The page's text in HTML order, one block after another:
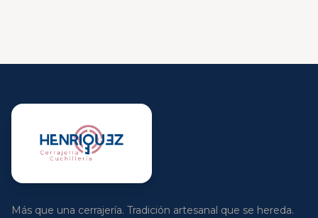
Más que una cerrajería. Tradición artesanal que se hereda.